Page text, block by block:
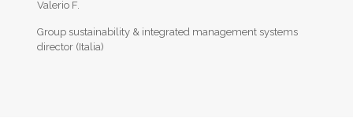
Valerio F.
Group sustainability & integrated management systems
director (Italia)